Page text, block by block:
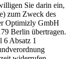
Sie darin ein,
zum Zweck des
Optimizly GmbH
Berlin übertragen.
6 Absatz 1